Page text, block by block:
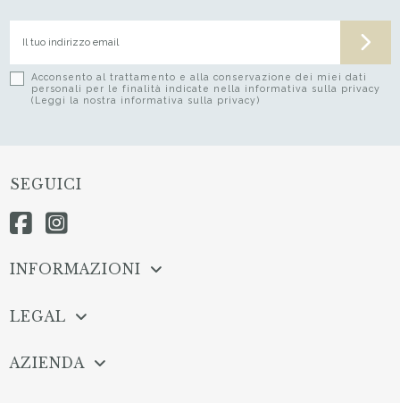
Acconsento al trattamento e alla conservazione dei miei dati
personali per le finalità indicate nella informativa sulla privacy
(Leggi la nostra informativa sulla privacy)
SEGUICI
INFORMAZIONI
LEGAL
AZIENDA